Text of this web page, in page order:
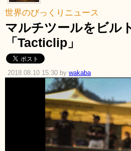
世界のびっくりニュース
マルチツールをビル
「Tacticlip」
2018.08.10 15:30 by wakaba